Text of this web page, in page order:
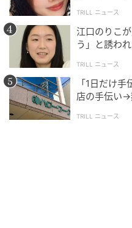
TRILL ニュース
江口のりこ
う」と誘わ
TRILL ニュース
「1日だけ
店の手伝い→
TRILL ニュース